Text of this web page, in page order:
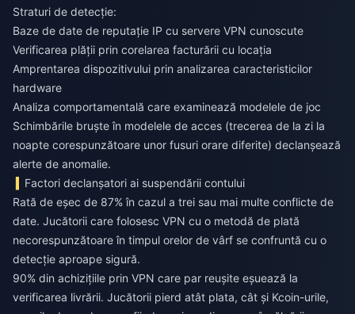
Straturi de detecție:
Baze de date de reputație IP cu servere VPN cunoscute
Verificarea plății prin corelarea facturării cu locația
Amprentarea dispozitivului prin analizarea caracteristicilor
hardware
Analiza comportamentală care examinează modelele de joc
Schimbările bruște în modelele de acces (trecerea de la zi la
noapte corespunzătoare unor fusuri orare diferite) declanșează
alerte de anomalie.
Factori declanșatori ai suspendării contului
Rată de eșec de 87% în cazul a trei sau mai multe conflicte de
date. Jucătorii care folosesc VPN cu o metodă de plată
necorespunzătoare în timpul orelor de vârf se confruntă cu o
detecție aproape sigură.
90% din achizițiile prin VPN care par reușite eșuează la
verificarea livrării. Jucătorii pierd atât plata, cât și Kcoin-urile,